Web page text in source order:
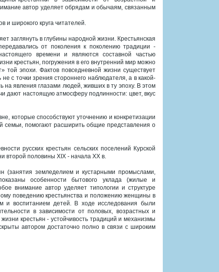
автор уделяет обрядам и обычаям, связанным
и широкого круга читателей.
заглянуть в глубины народной жизни. Крестьянская
от поколения к поколению традиции -
времени и являются составной частью
крестьян, погружения в его внутренний мир можно
той эпохи. Фактов повседневной жизни существует
с точки зрения стороннего наблюдателя, а в какой-
на явления глазами людей, живших в ту эпоху. В этом
дают настоящую атмосферу подлинности: цвет, вкус
которые способствуют уточнению и конкретизации
семьи, помогают расширить общие представления о
русских крестьян сельских поселений Курской
второй половины XIX - начала ХХ в.
(занятия земледелием и кустарными промыслами,
особенности бытового уклада (жилые и
внимание автор уделяет типологии и структуре
поведению крестьянства и положению женщины в
воспитанием детей. В ходе исследования были
в зависимости от половых, возрастных и
крестьян - устойчивость традиций и механизмы
автором достаточно полно в связи с широким